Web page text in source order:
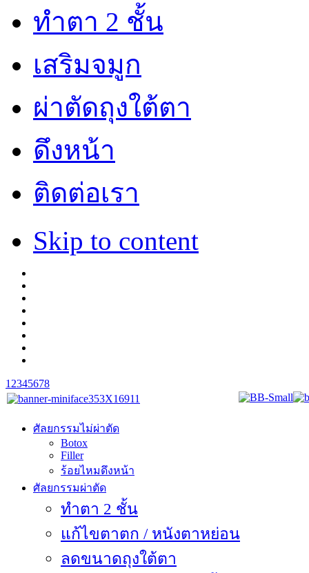
ทำตา 2 ชั้น
เสริมจมูก
ผ่าตัดถุงใต้ตา
ดึงหน้า
ติดต่อเรา
Skip to content
1 2345678
ศัลยกรรมไม่ผ่าตัด
Botox
Filler
ร้อยไหมดึงหน้า
ศัลยกรรมผ่าตัด
ทำตา 2 ชั้น
แก้ไขตาตก / หนังตาหย่อน
ลดขนาดถุงใต้ตา